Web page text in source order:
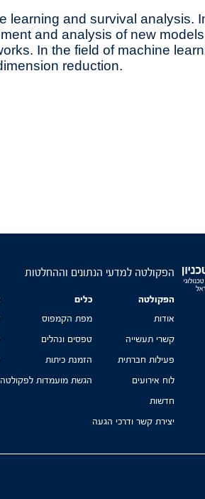
learning and survival analysis.
and analysis of new
In the field of machine
reduction.
הפקולטה למדעי הנתונים וההחלטות
הפקולטה
אודות
קשרי תעשייה
פעילות חברתית
לוח אירועים
חדשות
יצירת קשר ודרכי הגעה
כלים
מפת הקמפוס
טפסים ונהלים
הזמנת כיתות
הגשת מועמדות לפקולטה